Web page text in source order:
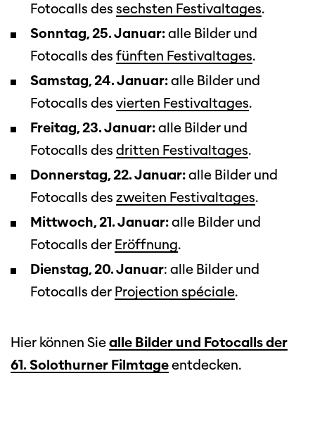
nicht optimal dargestellt. Bitte
verwenden Sie einen anderen Browser.
Fotocalls des sechsten Festivaltages.
Sonntag, 25. Januar:alle Bilder und
Fotocalls des fünften Festivaltages.
Samstag, 24. Januar:alle Bilder und
Fotocalls des vierten Festivaltages.
Freitag, 23. Januar:alle Bilder und
Fotocalls des dritten Festivaltages.
Donnerstag, 22. Januar:alle Bilder und
Fotocalls des zweiten Festivaltages.
Mittwoch, 21. Januar:alle Bilder und
Fotocalls der Eröffnung.
Dienstag, 20. Januar: alle Bilder und
Fotocalls der Projection spéciale.
Hier können Siealle Bilder und Fotocalls der
61. Solothurner Filmtageentdecken.